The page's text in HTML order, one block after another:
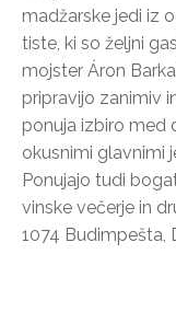
madžarske jedi iz
tiste, ki so željni
mojster Áron
pripravijo zanimiv
ponuja izbiro med
okusnimi glavnimi
Ponujajo tudi
vinske večerje in
1074 Budimpešta,